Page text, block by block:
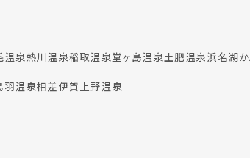
温泉熱川温泉稲取温泉堂ヶ島温泉土肥温泉浜名湖
羽温泉相差伊賀上野温泉